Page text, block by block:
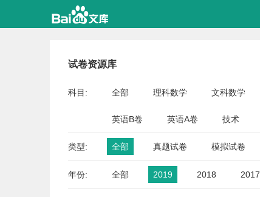
试卷资源库
科目: 全部 理科数学 文科数学
英语B卷 英语A卷 技术
类型: 全部 真题试卷 模拟试卷
年份: 全部 2019 2018 2017